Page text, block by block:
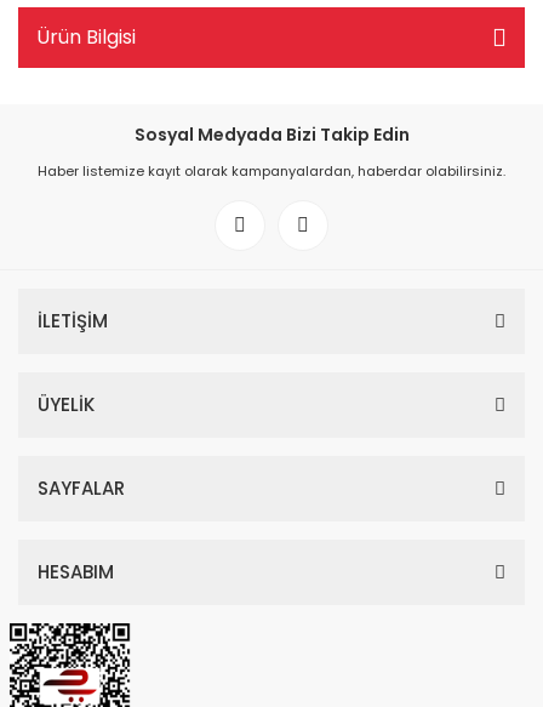
Ürün Bilgisi
Sosyal Medyada Bizi Takip Edin
Haber listemize kayıt olarak kampanyalardan, haberdar olabilirsiniz.
İLETİŞİM
ÜYELİK
SAYFALAR
HESABIM